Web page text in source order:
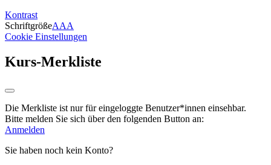
Kontrast
SchriftgrößeAAA
Cookie Einstellungen
Kurs-Merkliste
Die Merkliste ist nur für eingeloggte Benutzer*innen einsehbar.
Bitte melden Sie sich über den folgenden Button an:
Anmelden
Sie haben noch kein Konto?